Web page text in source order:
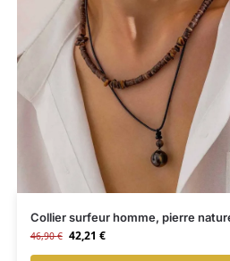
Collier surfeur homme, pierre
46,90€ 42,21 €